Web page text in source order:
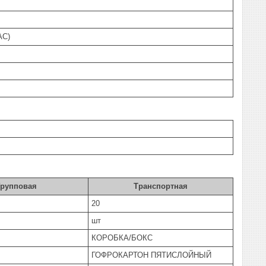
Транспортная
20
шт
КОРОБКА/БОКС
ГОФРОКАРТОН ПЯТИСЛОЙНЫЙ